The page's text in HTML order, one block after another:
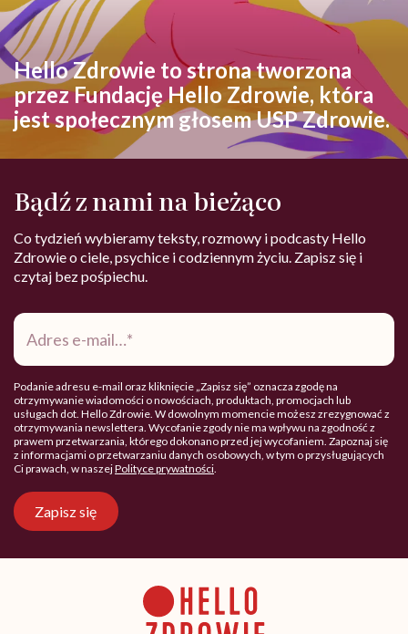
Hello Zdrowie to strona tworzona
przez Fundację Hello Zdrowie, która
jest społecznym głosem USP Zdrowie.
Bądź z nami na bieżąco
Co tydzień wybieramy teksty, rozmowy i podcasty Hello
Zdrowie o ciele, psychice i codziennym życiu. Zapisz się i
czytaj bez pośpiechu.
Adres
mail*
Podanie adresu e-mail oraz kliknięcie „Zapisz się” oznacza zgodę na
otrzymywanie wiadomości o nowościach, produktach, promocjach lub
usługach dot. Hello Zdrowie. W dowolnym momencie możesz zrezygnować z
otrzymywania newslettera. Wycofanie zgody nie ma wpływu na zgodność z
prawem przetwarzania, którego dokonano przed jej wycofaniem. Zapoznaj się
z informacjami o przetwarzaniu danych osobowych, w tym o przysługujących
Ci prawach, w naszejPolityce prywatności.
Zapisz się